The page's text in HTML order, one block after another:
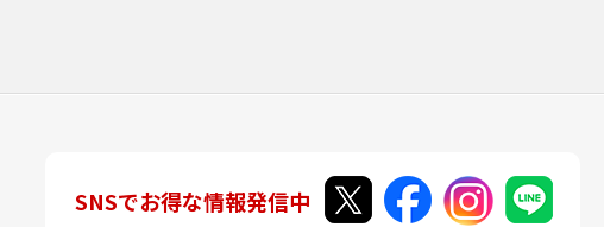
SNSでお得な情報発信中